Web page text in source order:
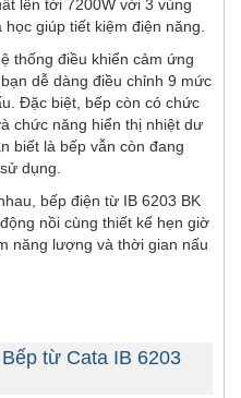
lên tới 7200W với 3 vùng
giúp tiết kiệm điện năng.
thống điều khiển cảm ứng
dễ dàng điều chỉnh 9 mức
Đặc biệt, bếp còn có chức
chức năng hiển thị nhiệt dư
biết là bếp vẫn còn đang
dụng.
bếp điện từ IB 6203 BK
nồi cùng thiết kế hẹn giờ
năng lượng và thời gian nấu
từ Cata IB 6203